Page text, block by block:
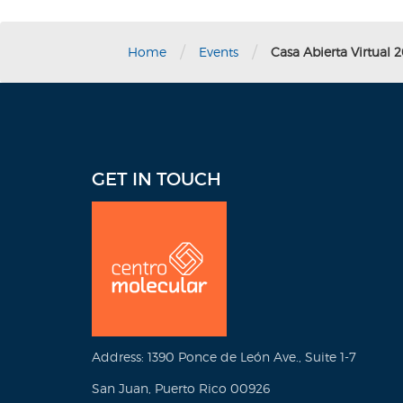
Home / Events / Casa Abierta Virtual
GET IN TOUCH
Address: 1390 Ponce de León Ave., Suite 1-7
San Juan, Puerto Rico 00926